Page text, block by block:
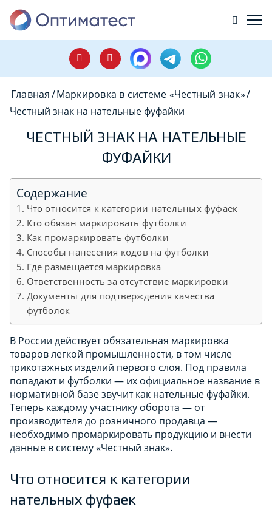
Главная/Маркировка в системе «Честный знак»/
Честный знак на нательные фуфайки
ЧЕСТНЫЙ ЗНАК НА НАТЕЛЬНЫЕ
ФУФАЙКИ
Содержание
Что относится к категории нательных фуфаек
Кто обязан маркировать футболки
Как промаркировать футболки
Способы нанесения кодов на футболки
Где размещается маркировка
Ответственность за отсутствие маркировки
Документы для подтверждения качества
футболок
В России действует обязательная маркировка
товаров легкой промышленности, в том числе
трикотажных изделий первого слоя. Под правила
попадают и футболки — их официальное название в
нормативной базе звучит как нательные фуфайки.
Теперь каждому участнику оборота — от
производителя до розничного продавца —
необходимо промаркировать продукцию и внести
данные в систему «Честный знак».
Что относится к категории
нательных фуфаек